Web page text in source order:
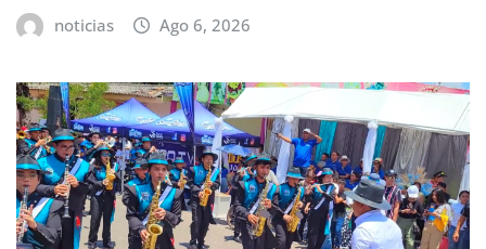
noticias Ago 6, 2026